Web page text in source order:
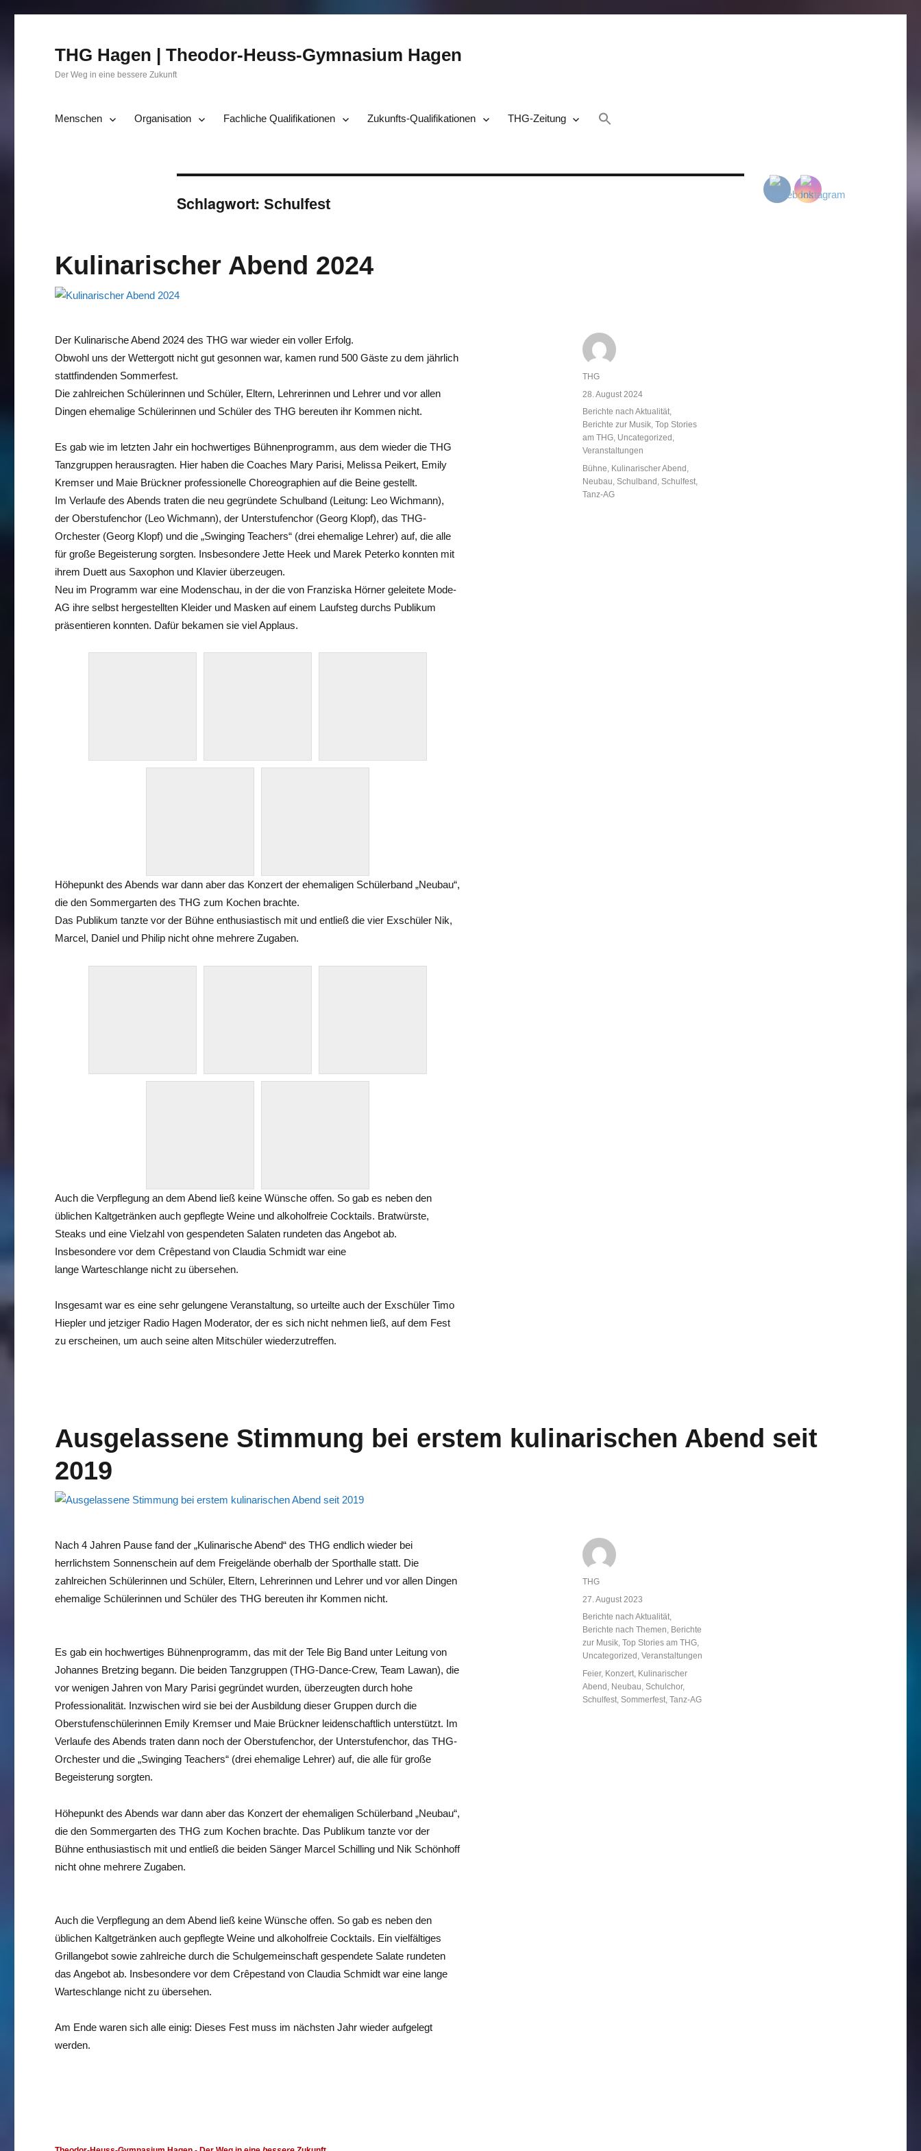
THG Hagen | Theodor-Heuss-Gymnasium Hagen
Der Weg in eine bessere Zukunft
Menschen Organisation Fachliche Qualifikationen Zukunfts-Qualifikationen THG-Zeitung
Schlagwort: Schulfest
Kulinarischer Abend 2024
Der Kulinarische Abend 2024 des THG war wieder ein voller Erfolg.
Obwohl uns der Wettergott nicht gut gesonnen war, kamen rund 500 Gäste zu dem jährlich
stattfindenden Sommerfest.
Die zahlreichen Schülerinnen und Schüler, Eltern, Lehrerinnen und Lehrer und vor allen
Dingen ehemalige Schülerinnen und Schüler des THG bereuten ihr Kommen nicht.
Es gab wie im letzten Jahr ein hochwertiges Bühnenprogramm, aus dem wieder die THG
Tanzgruppen herausragten. Hier haben die Coaches Mary Parisi, Melissa Peikert, Emily
Kremser und Maie Brückner professionelle Choreographien auf die Beine gestellt.
Im Verlaufe des Abends traten die neu gegründete Schulband (Leitung: Leo Wichmann),
der Oberstufenchor (Leo Wichmann), der Unterstufenchor (Georg Klopf), das THG-
Orchester (Georg Klopf) und die „Swinging Teachers“ (drei ehemalige Lehrer) auf, die alle
für große Begeisterung sorgten. Insbesondere Jette Heek und Marek Peterko konnten mit
ihrem Duett aus Saxophon und Klavier überzeugen.
Neu im Programm war eine Modenschau, in der die von Franziska Hörner geleitete Mode-
AG ihre selbst hergestellten Kleider und Masken auf einem Laufsteg durchs Publikum
präsentieren konnten. Dafür bekamen sie viel Applaus.
Höhepunkt des Abends war dann aber das Konzert der ehemaligen Schülerband „Neubau“,
die den Sommergarten des THG zum Kochen brachte.
Das Publikum tanzte vor der Bühne enthusiastisch mit und entließ die vier Exschüler Nik,
Marcel, Daniel und Philip nicht ohne mehrere Zugaben.
Auch die Verpflegung an dem Abend ließ keine Wünsche offen. So gab es neben den
üblichen Kaltgetränken auch gepflegte Weine und alkoholfreie Cocktails. Bratwürste,
Steaks und eine Vielzahl von gespendeten Salaten rundeten das Angebot ab.
Insbesondere vor dem Crêpestand von Claudia Schmidt war eine
lange Warteschlange nicht zu übersehen.
Insgesamt war es eine sehr gelungene Veranstaltung, so urteilte auch der Exschüler Timo
Hiepler und jetziger Radio Hagen Moderator, der es sich nicht nehmen ließ, auf dem Fest
zu erscheinen, um auch seine alten Mitschüler wiederzutreffen.
Autor
THG
Veröffentlicht
am
28. August 2024
Kategorien
Berichte nach Aktualität,
Berichte zur Musik, Top Stories
am THG, Uncategorized ,
Veranstaltungen
Schlagwörter
Bühne, Kulinarischer Abend ,
Neubau, Schulband , Schulfest,
Tanz-AG
Ausgelassene Stimmung bei erstem kulinarischen Abend seit
2019
Nach 4 Jahren Pause fand der „Kulinarische Abend“ des THG endlich wieder bei
herrlichstem Sonnenschein auf dem Freigelände oberhalb der Sporthalle statt. Die
zahlreichen Schülerinnen und Schüler, Eltern, Lehrerinnen und Lehrer und vor allen Dingen
ehemalige Schülerinnen und Schüler des THG bereuten ihr Kommen nicht.
Es gab ein hochwertiges Bühnenprogramm, das mit der Tele Big Band unter Leitung von
Johannes Bretzing begann. Die beiden Tanzgruppen (THG-Dance-Crew, Team Lawan), die
vor wenigen Jahren von Mary Parisi gegründet wurden, überzeugten durch hohe
Professionalität. Inzwischen wird sie bei der Ausbildung dieser Gruppen durch die
Oberstufenschülerinnen Emily Kremser und Maie Brückner leidenschaftlich unterstützt. Im
Verlaufe des Abends traten dann noch der Oberstufenchor, der Unterstufenchor, das THG-
Orchester und die „Swinging Teachers“ (drei ehemalige Lehrer) auf, die alle für große
Begeisterung sorgten.
Höhepunkt des Abends war dann aber das Konzert der ehemaligen Schülerband „Neubau“,
die den Sommergarten des THG zum Kochen brachte. Das Publikum tanzte vor der
Bühne enthusiastisch mit und entließ die beiden Sänger Marcel Schilling und Nik Schönhoff
nicht ohne mehrere Zugaben.
Auch die Verpflegung an dem Abend ließ keine Wünsche offen. So gab es neben den
üblichen Kaltgetränken auch gepflegte Weine und alkoholfreie Cocktails. Ein vielfältiges
Grillangebot sowie zahlreiche durch die Schulgemeinschaft gespendete Salate rundeten
das Angebot ab. Insbesondere vor dem Crêpestand von Claudia Schmidt war eine lange
Warteschlange nicht zu übersehen.
Am Ende waren sich alle einig: Dieses Fest muss im nächsten Jahr wieder aufgelegt
werden.
Autor
THG
Veröffentlicht
am
27. August 2023
Kategorien
Berichte nach Aktualität,
Berichte nach Themen, Berichte
zur Musik, Top Stories am THG,
Uncategorized , Veranstaltungen
Schlagwörter
Feier, Konzert, Kulinarischer
Abend, Neubau, Schulchor,
Schulfest, Sommerfest, Tanz-AG